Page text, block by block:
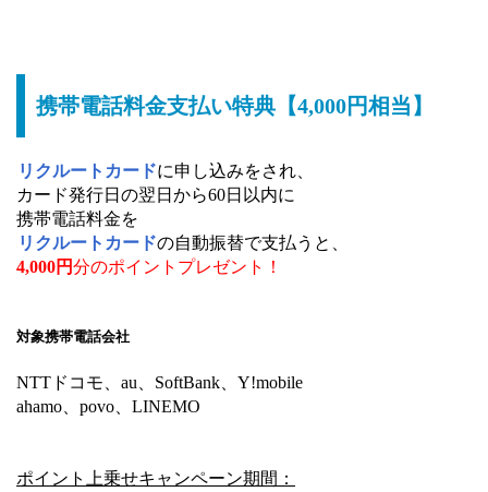
携帯電話料金支払い特典【4,000円相当】
リクルートカードに申し込みをされ、
カード発行日の翌日から60日以内に
携帯電話料金を
リクルートカードの自動振替で支払うと、
4,000円分のポイントプレゼント ！
対象携帯電話会社
NTTドコモ、au、SoftBank、Y!mobile
ahamo、povo、LINEMO
ポイント上乗せキャンペーン期間：